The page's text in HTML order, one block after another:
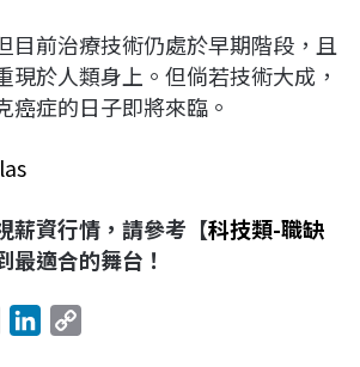
目前治療技術仍處於早期階段，且
現於人類身上。但倘若技術大成，
癌症的日子即將來臨。
薪資行情，請參考【科技類-職缺
最適合的舞台！